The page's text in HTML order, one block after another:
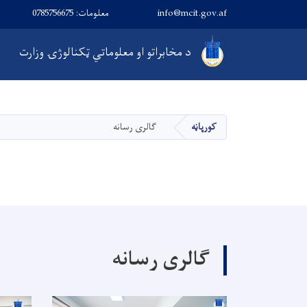
info@mcit.gov.af معلومات: 0785756675
د مخابراتو او معلوماتي ټکنالوژۍ وزارت
Main navigation
کورپاڼه گالری رسانه
گالری رسانه